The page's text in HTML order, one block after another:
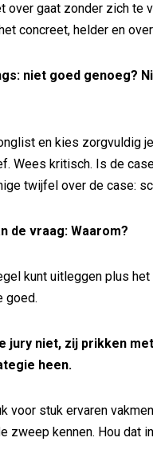
over gaat zonder zich te
concreet, helder en
niet goed genoeg?
en kies zorgvuldig
Wees kritisch. Is de
twijfel over de case:
de vraag: Waarom?
kunt uitleggen plus
goed.
jury niet, zij prikken
heen.
voor stuk ervaren
zweep kennen. Hou dat